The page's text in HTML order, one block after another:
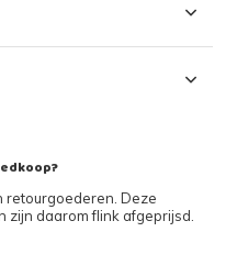
retourgoederen. Deze
daarom flink afgeprijsd.